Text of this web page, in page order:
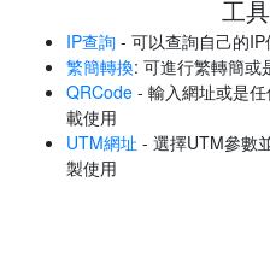
工
IP查詢 - 可以查詢自己的
繁簡轉換: 可進行繁轉簡或
QRCode - 輸入網址或是
載使用
UTM網址 - 選擇UTM參數
製使用